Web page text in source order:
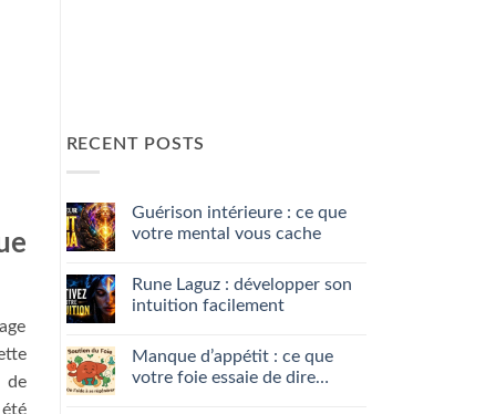
de
RECENT POSTS
Guérison intérieure : ce que
votre mental vous cache
on
Guérison
intérieure
que
votre
mental
Rune Laguz : développer son
intuition facilement
on
Rune
Laguz
Manque d’appétit : ce que
votre foie essaie de dire…